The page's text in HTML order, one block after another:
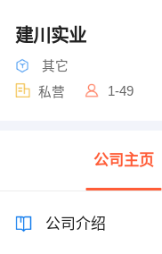
建川实业
其它
私营
1-49
公司主页
公司介绍